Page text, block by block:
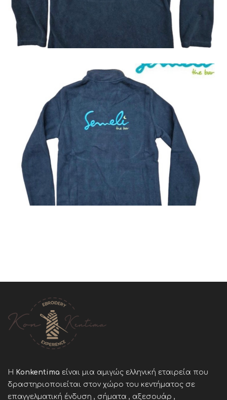
Jackets
Η Konkentima είναι μια αμιγώς ελληνική εταιρεία που
δραστηριοποιείται στον χώρο του κεντήματος σε
επαγγελματική ένδυση , σήματα , αξεσουάρ ,